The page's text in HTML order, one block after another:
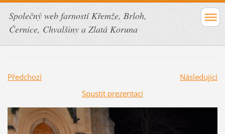
Společný web farností Křemže, Brloh,
Černice, Chvalšiny a Zlatá Koruna
Předchozí
Následující
Spustit prezentaci